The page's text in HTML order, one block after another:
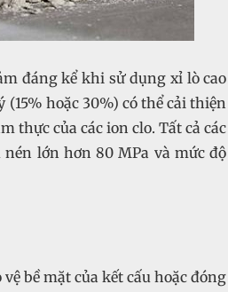
đáng kể khi sử dụng xỉ lò cao
hoặc 30%) có thể cải thiện
thực của các ion clo. Tất cả các
lớn hơn 80 MPa và mức độ
bề mặt của kết cấu hoặc đóng